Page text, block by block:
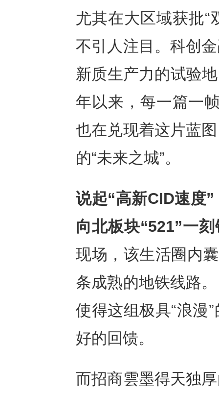
尤其在大区域获批“
不引人注目。科创
新质生产力的试验
年以来，每一篇一
也在兑现着这片蓝
的“未来之城”。
说起“高新CID速度
向北板块“521”一
现场，该生活圈内
条成熟的地铁线路
使得这组极具“浪漫
好的回馈。
而招商雲墨得天独